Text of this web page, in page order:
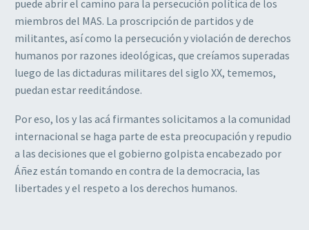
puede abrir el camino para la persecución política de los
miembros del MAS. La proscripción de partidos y de
militantes, así como la persecución y violación de derechos
humanos por razones ideológicas, que creíamos superadas
luego de las dictaduras militares del siglo XX, tememos,
puedan estar reeditándose.
Por eso, los y las acá firmantes solicitamos a la comunidad
internacional se haga parte de esta preocupación y repudio
a las decisiones que el gobierno golpista encabezado por
Áñez están tomando en contra de la democracia, las
libertades y el respeto a los derechos humanos.